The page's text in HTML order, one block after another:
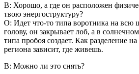
В: Хорошо, а где он расположен
твою энергоструктуру?
О: Идет что-то типа воротника на всю
голову, он закрывает лоб, а в
типа пробоя создает. Как разделение
региона зависит, где живешь.
В: Можно ли это снять?